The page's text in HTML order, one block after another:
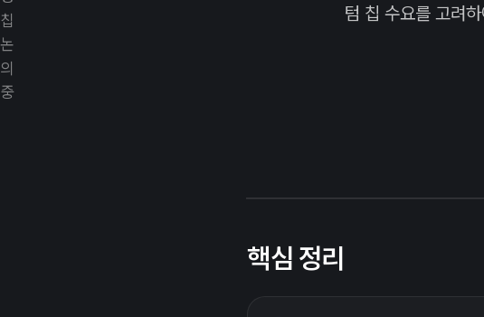
텀 칩 수요를 고려
핵심 정리